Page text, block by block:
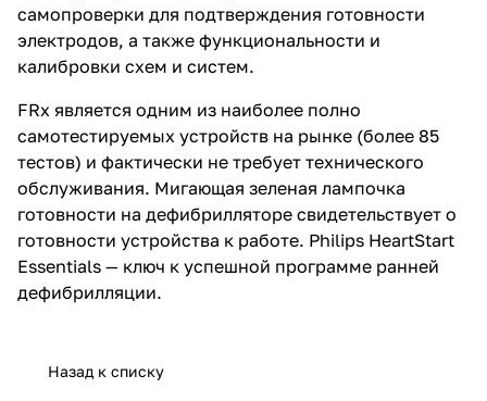
самопроверки для подтверждения готовности
электродов, а также функциональности и
калибровки схем и систем.
FRx является одним из наиболее полно
самотестируемых устройств на рынке (более 85
тестов) и фактически не требует технического
обслуживания. Мигающая зеленая лампочка
готовности на дефибрилляторе свидетельствует о
готовности устройства к работе. Philips HeartStart
Essentials — ключ к успешной программе ранней
дефибрилляции.
Назад к списку